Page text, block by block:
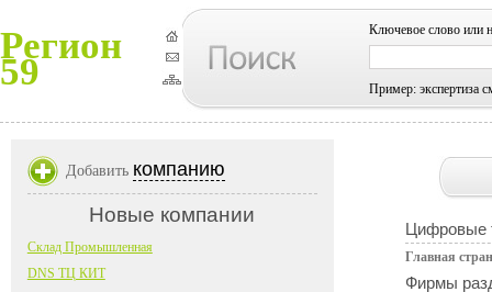
Регион
59
Ключевое слово или
Пример: экспертиза
Цифровые
Главная
Фирмы
Добавить компанию
Новые компании
Склад Промышленная
DNS ТЦ КИТ